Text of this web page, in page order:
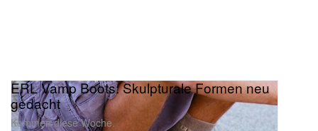
ERL Vamp Boots: Skulpturale Formen neu
gedacht
Kommen diese Woche.